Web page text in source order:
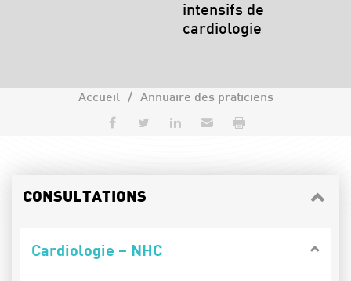
intensifs de
cardiologie
Accueil Annuaire des praticiens
Partager sur Facebook
Partager sur Twitter
Partager sur LinkedIn
Envoyer par e-mail
CONSULTATIONS
Cardiologie – NHC